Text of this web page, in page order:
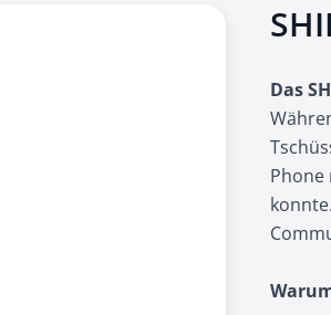
Das
Phone